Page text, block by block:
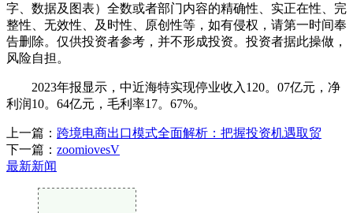
字、数据及图表）全数或者部门内容的精确性、实正在性、完
整性、无效性、及时性、原创性等，如有侵权，请第一时间奉
告删除。仅供投资者参考，并不形成投资。投资者据此操做，
风险自担。
2023年报显示，中近海特实现停业收入120。07亿元，净
利润10。64亿元，毛利率17。67%。
上一篇： 跨境电商出口模式全面解析：把握投资机遇取贸
下一篇： zoomiovesV
最新新闻